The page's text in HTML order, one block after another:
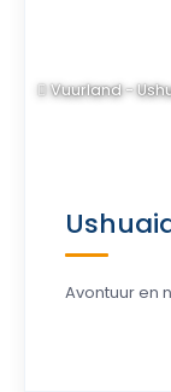
Vuurland -
Avontuur en